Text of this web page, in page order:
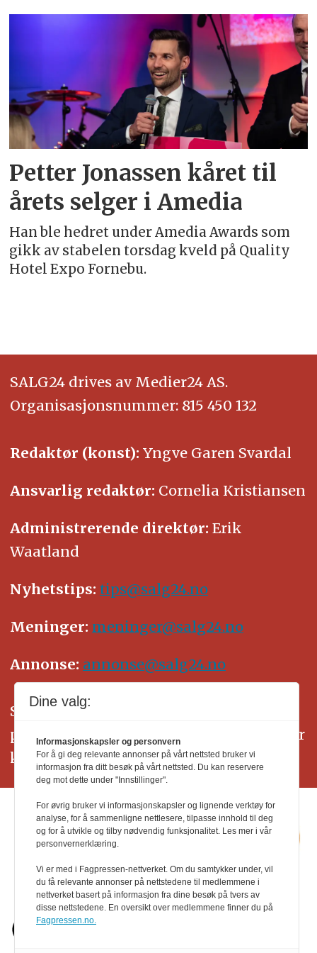
Emne:
frida
fjeldsbø
lundberg
Petter Jonassen kåret til
årets selger i Amedia
Han ble hedret under Amedia Awards som
gikk av stabelen torsdag kveld på Quality
Hotel Expo Fornebu.
SALG24 drives av Medier24 AS.
Organisasjonsnummer: 815 450 132
Redaktør (konst): Yngve Garen Svardal
Ansvarlig redaktør: Cornelia Kristiansen
Administrerende direktør: Erik
Waatland
Nyhetstips: tips@salg24.no
Meninger: meninger@salg24.no
Annonse: annonse@salg24.no
SALG24 arbeider etter Vær Varsom-
plakatens regler for god presseskikk. Her
kan du lese mer omPFUsarbeid.
Dine valg:
Informasjonskapsler og personvern
For å gi deg relevante annonser på vårt nettsted bruker vi
informasjon fra ditt besøk på vårt nettsted. Du kan reservere
deg mot dette under "Innstillinger".
For øvrig bruker vi informasjonskapsler og lignende verktøy for
analyse, for å sammenligne nettlesere, tilpasse innhold til deg
og for å utvikle og tilby nødvendig funksjonalitet. Les mer i vår
personvernerklæring.
Vi er med i Fagpressen-nettverket. Om du samtykker under, vil
du få relevante annonser på nettstedene til medlemmene i
nettverket basert på informasjon fra dine besøk på tvers av
disse nettstedene. En oversikt over medlemmene finner du på
Fagpressen.no.